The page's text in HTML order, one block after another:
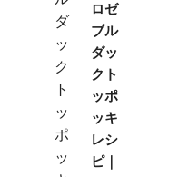
ロゼ
ブル
ダッ
クト
ッポ
ッキ
レシ
ピ｜